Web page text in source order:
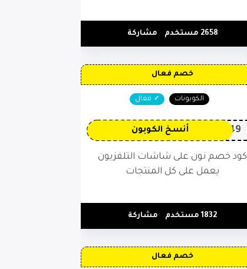
2658 مستخدم مشاركة
خصم فعال
الكوبونات فعال
OP149 أنسخ الكوبون
كود خصم نون على شاشات التلفزيون
يعمل على كل المنتجات
1832 مستخدم مشاركة
خصم فعال